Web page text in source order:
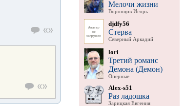
Мелочи жизни
Воронцов Игорь
djdfy56
Стерва
Северный Аркадий
lori
Третий романс
Демона (Демон)
Оперные
Alex-s51
Раз ладошка
Зарицкая Евгения